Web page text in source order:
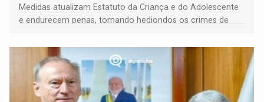
Medidas atualizam Estatuto da Criança e do Adolescente
e endurecem penas, tornando hediondos os crimes de